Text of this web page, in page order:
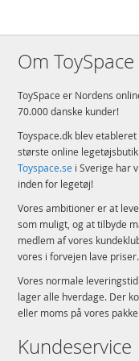
Om ToySpace
ToySpace er Nordens
70.000 danske kunder!
Toyspace.dk blev
største online
Toyspace.se i Sverige har
inden for legetøj!
Vores ambitioner er at
som muligt, og at tilbyde
medlem af vores
vores i forvejen lave priser.
Vores normale
lager alle hverdage. Der
eller moms på vores
Kundeservice